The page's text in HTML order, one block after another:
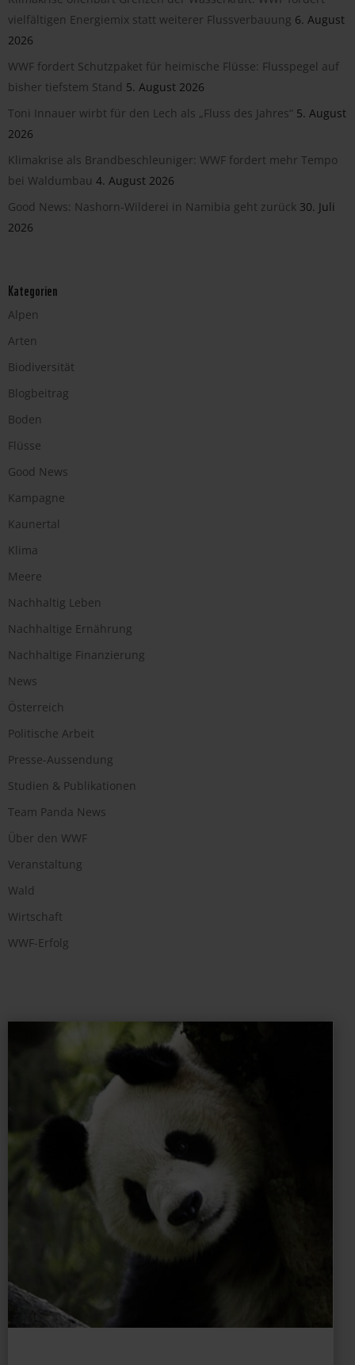
vielfältigen Energiemix statt weiterer Flussverbauung 6. August
2026
WWF fordert Schutzpaket für heimische Flüsse: Flusspegel auf
bisher tiefstem Stand 5. August 2026
Toni Innauer wirbt für den Lech als „Fluss des Jahres“ 5. August
2026
Klimakrise als Brandbeschleuniger: WWF fordert mehr Tempo
bei Waldumbau 4. August 2026
Good News: Nashorn-Wilderei in Namibia geht zurück 30. Juli
2026
Kategorien
Alpen
Arten
Biodiversität
Blogbeitrag
Boden
Flüsse
Good News
Kampagne
Kaunertal
Klima
Meere
Nachhaltig Leben
Nachhaltige Ernährung
Nachhaltige Finanzierung
News
Österreich
Politische Arbeit
Presse-Aussendung
Studien & Publikationen
Team Panda News
Über den WWF
Veranstaltung
Wald
Wirtschaft
WWF-Erfolg